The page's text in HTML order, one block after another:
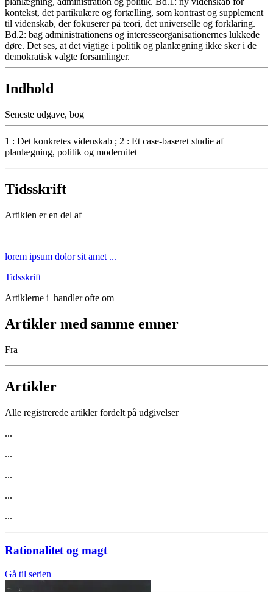
kontekst, det partikulære og fortælling, som kontrast og supplement
til videnskab, der fokuserer på teori, det universelle og forklaring.
Bd.2: bag administrationens og interesseorganisationernes lukkede
døre. Det ses, at det vigtige i politik og planlægning ikke sker i de
demokratisk valgte forsamlinger.
Indhold
Seneste udgave, bog
1 : Det konkretes videnskab ; 2 : Et case-baseret studie af
planlægning, politik og modernitet
Tidsskrift
Artiklen er en del af
lorem ipsum dolor sit amet ...
Tidsskrift
Artiklerne i handler ofte om
Artikler med samme emner
Fra
Artikler
Alle registrerede artikler fordelt på udgivelser
...
...
...
...
...
Rationalitet og magt
Gå til serien